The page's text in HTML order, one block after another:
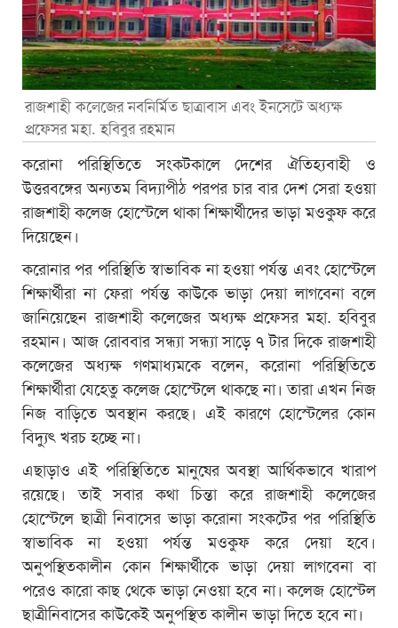
রাজশাহী কলেজের নবনির্মিত ছাত্রাবাস এবং ইনসেটে অধ্যক্ষ
প্রফেসর মহা. হবিবুর রহমান
করোনা পরিস্থিতিতে সংকটকালে দেশের ঐতিহ্যবাহী ও
উত্তরবঙ্গের অন্যতম বিদ্যাপীঠ পরপর চার বার দেশ সেরা হওয়া
রাজশাহী কলেজ হোস্টেলে থাকা শিক্ষার্থীদের ভাড়া মওকুফ করে
দিয়েছেন।
করোনার পর পরিস্থিতি স্বাভাবিক না হওয়া পর্যন্ত এবং হোস্টেলে
শিক্ষার্থীরা না ফেরা পর্যন্ত কাউকে ভাড়া দেয়া লাগবেনা বলে
জানিয়েছেন রাজশাহী কলেজের অধ্যক্ষ প্রফেসর মহা. হবিবুর
রহমান। আজ রোববার সন্ধ্যা সন্ধ্যা সাড়ে ৭ টার দিকে রাজশাহী
কলেজের অধ্যক্ষ গণমাধ্যমকে বলেন, করোনা পরিস্থিতিতে
শিক্ষার্থীরা যেহেতু কলেজ হোস্টেলে থাকছে না। তারা এখন নিজ
নিজ বাড়িতে অবস্থান করছে। এই কারণে হোস্টেলের কোন
বিদ্যুৎ খরচ হচ্ছে না।
এছাড়াও এই পরিস্থিতিতে মানুষের অবস্থা আর্থিকভাবে খারাপ
রয়েছে। তাই সবার কথা চিন্তা করে রাজশাহী কলেজের
হোস্টেলে ছাত্রী নিবাসের ভাড়া করোনা সংকটের পর পরিস্থিতি
স্বাভাবিক না হওয়া পর্যন্ত মওকুফ করে দেয়া হবে।
অনুপস্থিতকালীন কোন শিক্ষার্থীকে ভাড়া দেয়া লাগবেনা বা
পরেও কারো কাছ থেকে ভাড়া নেওয়া হবে না। কলেজ হোস্টেল
ছাত্রীনিবাসের কাউকেই অনুপস্থিত কালীন ভাড়া দিতে হবে না।